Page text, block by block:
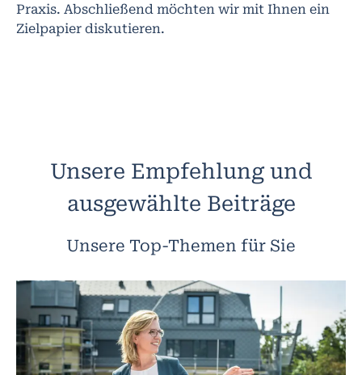
Praxis. Abschließend möchten wir mit Ihnen ein
Zielpapier diskutieren.
Unsere Empfehlung und
ausgewählte Beiträge
Unsere Top-Themen für Sie